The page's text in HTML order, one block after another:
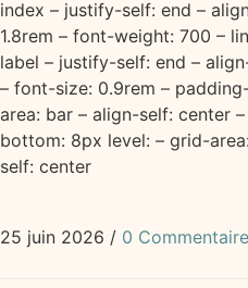
index – justify-self: end –
1.8rem – font-weight: 700 –
label – justify-self: end –
– font-size: 0.9rem –
area: bar – align-self: center
bottom: 8px level: – grid-
self: center
25 juin 2026 / 0 Commentaire